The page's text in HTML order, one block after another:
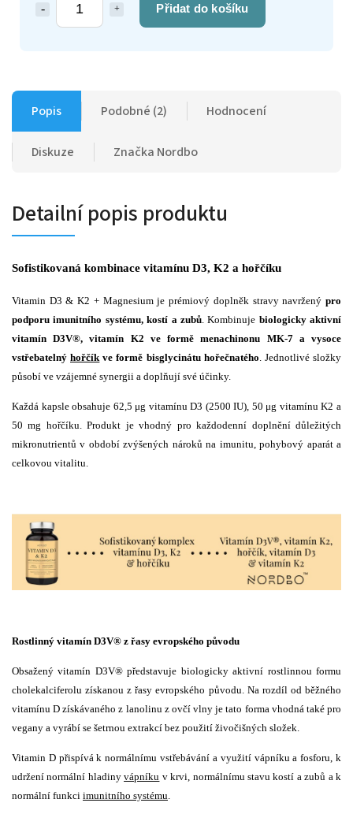
Přidat do košíku
Popis Podobné (2) Hodnocení
Diskuze Značka Nordbo
Detailní popis produktu
Sofistikovaná kombinace vitamínu D3, K2 a hořčíku
Vitamin D3 & K2 + Magnesium je prémiový doplněk stravy navržený pro
podporu imunitního systému, kostí a zubů. Kombinuje biologicky aktivní
vitamín D3V®, vitamín K2 ve formě menachinonu MK-7 a vysoce
vstřebatelnýhořčík ve formě bisglycinátu hořečnatého . Jednotlivé složky
působí ve vzájemné synergii a doplňují své účinky.
Každá kapsle obsahuje 62,5 μg vitamínu D3 (2500 IU), 50 μg vitamínu K2 a
50 mg hořčíku. Produkt je vhodný pro každodenní doplnění důležitých
mikronutrientů v období zvýšených nároků na imunitu, pohybový aparát a
celkovou vitalitu.
Rostlinný vitamín D3V® z řasy evropského původu
Obsažený vitamín D3V® představuje biologicky aktivní rostlinnou formu
cholekalciferolu získanou z řasy evropského původu. Na rozdíl od běžného
vitamínu D získávaného z lanolinu z ovčí vlny je tato forma vhodná také pro
vegany a vyrábí se šetrnou extrakcí bez použití živočišných složek.
Vitamin D přispívá k normálnímu vstřebávání a využití vápníku a fosforu, k
udržení normální hladinyvápníku v krvi, normálnímu stavu kostí a zubů a k
normální funkci imunitního systému